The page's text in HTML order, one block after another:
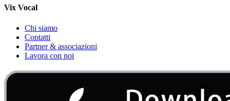
Vix Vocal
Chi siamo
Contatti
Partner & associazioni
Lavora con noi